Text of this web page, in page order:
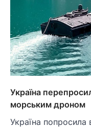
Україна
морським дроном
Україна попросила